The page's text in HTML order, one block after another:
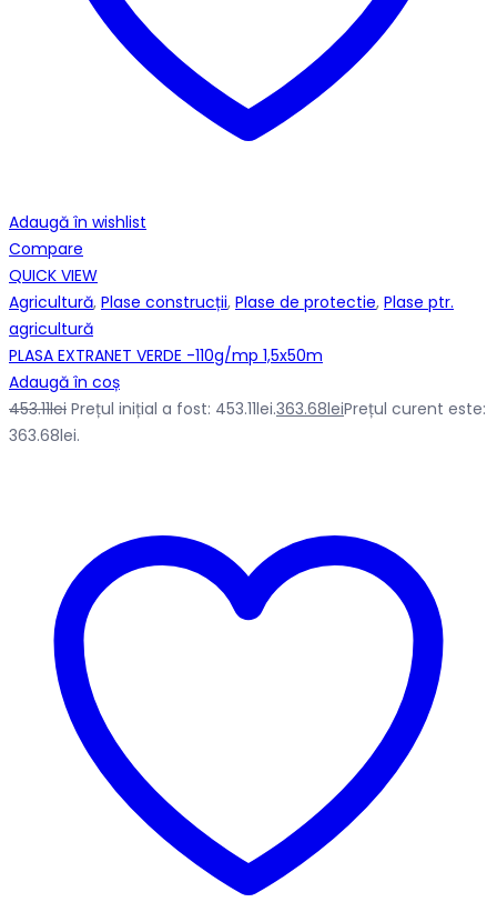
Adaugă în wishlist
Compare
QUICK VIEW
Agricultură, Plase construcții, Plase de protectie, Plase ptr.
agricultură
PLASA EXTRANET VERDE -110g/mp 1,5x50m
Adaugă în coș
453.11lei Prețul inițial a fost: 453.11lei.363.68leiPrețul curent este:
363.68lei.